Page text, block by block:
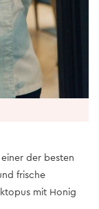
der besten
frische
mit Honig